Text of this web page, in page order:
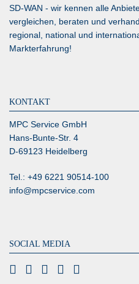
SD-WAN - wir kennen alle
vergleichen, beraten und
regional, national und
Markterfahrung!
KONTAKT
MPC Service GmbH
Hans-Bunte-Str. 4
D-69123 Heidelberg
Tel.: +49 6221 90514-100
info@mpcservice.com
SOCIAL MEDIA